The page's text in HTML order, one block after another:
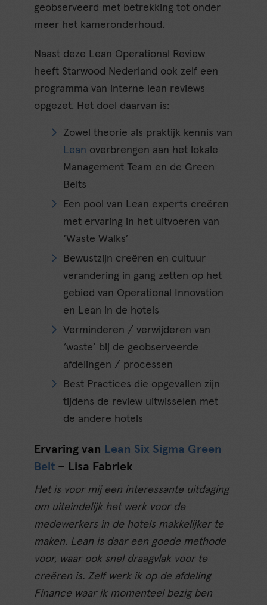
geobserveerd met betrekking tot onder
meer het kameronderhoud.
Naast deze Lean Operational Review
heeft Starwood Nederland ook zelf een
programma van interne lean reviews
opgezet. Het doel daarvan is:
Zowel theorie als praktijk kennis van
Lean overbrengen aan het lokale
Management Team en de Green
Belts
Een pool van Lean experts creëren
met ervaring in het uitvoeren van
‘Waste Walks’
Bewustzijn creëren en cultuur
verandering in gang zetten op het
gebied van Operational Innovation
en Lean in de hotels
Verminderen / verwijderen van
‘waste’ bij de geobserveerde
afdelingen / processen
Best Practices die opgevallen zijn
tijdens de review uitwisselen met
de andere hotels
Ervaring van Lean Six Sigma Green
Belt – Lisa Fabriek
Het is voor mij een interessante uitdaging
om uiteindelijk het werk voor de
medewerkers in de hotels makkelijker te
maken. Lean is daar een goede methode
voor, waar ook snel draagvlak voor te
creëren is. Zelf werk ik op de afdeling
Finance waar ik momenteel bezig ben